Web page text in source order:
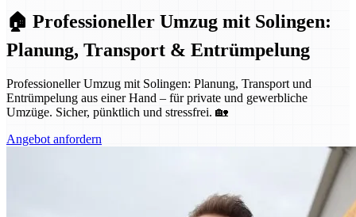
🏠 Professioneller Umzug mit Solingen:
Planung, Transport & Entrümpelung
Professioneller Umzug mit Solingen: Planung, Transport und
Entrümpelung aus einer Hand – für private und gewerbliche
Umzüge. Sicher, pünktlich und stressfrei. 🏡
Angebot anfordern